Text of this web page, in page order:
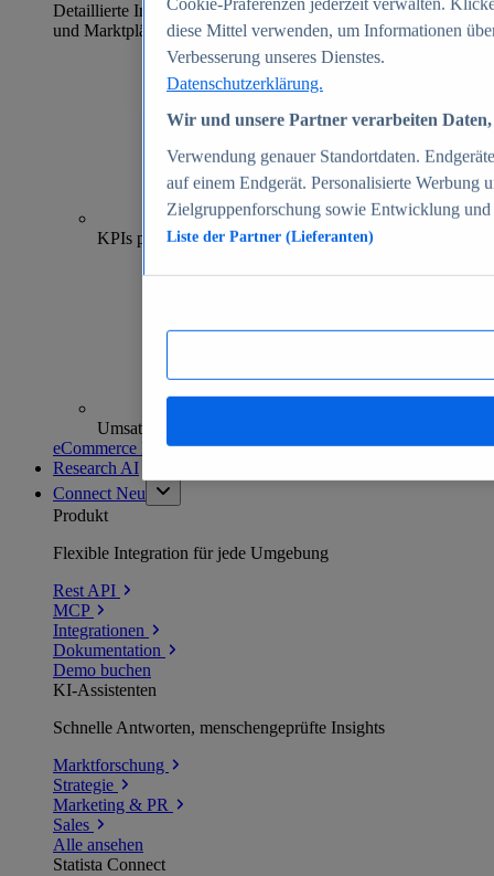
Detaillierte Informationen zu mehr als 39.000 Online-Shops
und Marktplätzen
70+
KPIs pro Shop
Umsatzanalysen und -prognosen
eCommerce Insights entdecken
Research AI
Connect Neu
Produkt
Flexible Integration für jede Umgebung
Rest API
MCP
Integrationen
Dokumentation
Demo buchen
KI-Assistenten
Schnelle Antworten, menschengeprüfte Insights
Marktforschung
Strategie
Marketing & PR
Sales
Alle ansehen
Statista Connect
Cookie-Präferenzen jederzeit verwalten.
diese Mittel verwenden, um Informationen
Verbesserung unseres Dienstes.
Datenschutzerklärung.
Wir und unsere Partner verarbeiten
Verwendung genauer Standortdaten.
auf einem Endgerät. Personalisierte Werbung
Zielgruppenforschung sowie Entwicklung
Liste der Partner (Lieferanten)